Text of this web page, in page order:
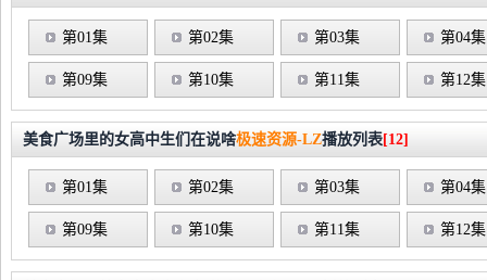
第01集 第02集 第03集 第04集
第09集 第10集 第11集 第12集
美食广场里的女高中生们在说啥极速资源-LZ播放列表[12]
第01集 第02集 第03集 第04集
第09集 第10集 第11集 第12集